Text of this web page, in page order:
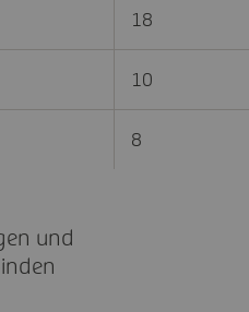
18
10
8
und